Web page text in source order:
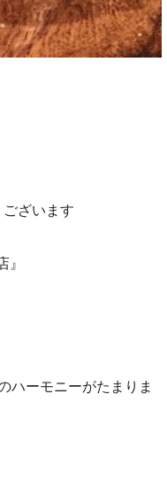
ざいます
』
ハーモニーがたまりま